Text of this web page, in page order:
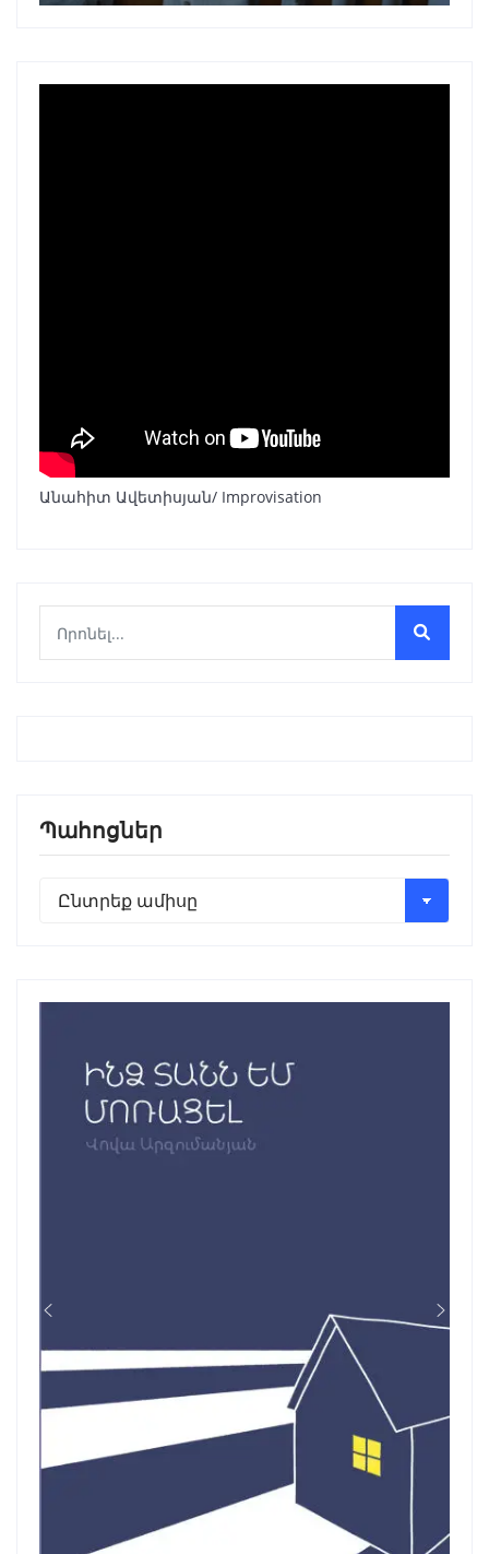
Անահիտ Ավետիսյան/ Improvisation
Պահոցներ